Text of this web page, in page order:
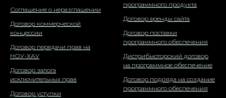
Соглашение о неразглашении
Договор коммерческой
концессии
Договор передачи прав на
НОУ-ХАУ
Договор залога
исключительных прав
Договор уступки
программного продукта
Договор аренды сайта
Договор поставки
программного обеспечения
Дистрибьюторский договор
на программное обеспечение
Договор подряда на создание
программного обеспечения